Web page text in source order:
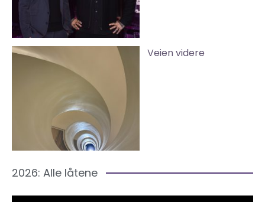
Veien videre
2026: Alle låtene